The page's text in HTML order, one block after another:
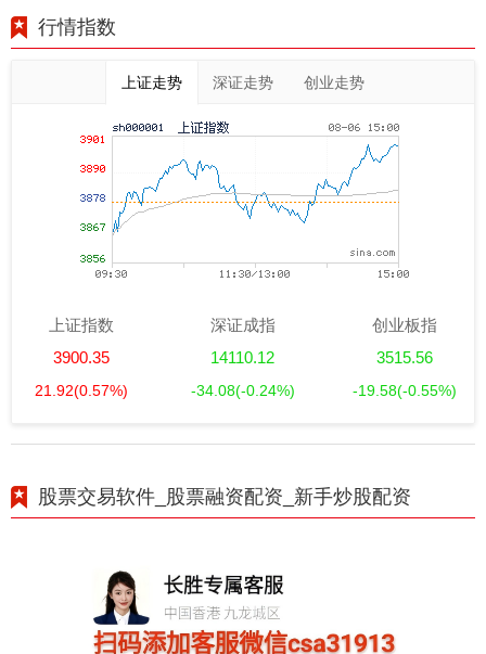
行情指数
上证走势 深证走势 创业走势
上证指数
3900.35
21.92(0.57%)
深证成指
14110.12
-34.08(-0.24%)
创业板指
3515.56
-19.58(-0.55%)
股票交易软件_股票融资配资_新手炒股配资